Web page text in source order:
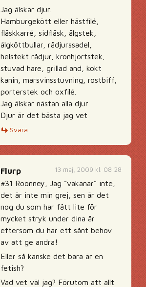
Jag älskar djur.
Hamburgekött eller hästfilé,
fläskkarré, sidfläsk, älgstek,
älgköttbullar, rådjurssadel,
helstekt rådjur, kronhjortstek,
stuvad hare, grillad and, kokt
kanin, marsvinsstuvning, rostbiff,
porterstek och oxfilé.
Jag älskar nästan alla djur
Djur är det bästa jag vet
Svara
13 maj, 2009 kl. 08:28
Flurp
#31 Roonney, Jag ”vakanar” inte,
det är inte min grej, sen är det
nog du som har fått lite för
mycket stryk under dina år
eftersom du har ett sånt behov
av att ge andra!
Eller så kanske det bara är en
fetish?
Vad vet väl jag? Förutom att allt